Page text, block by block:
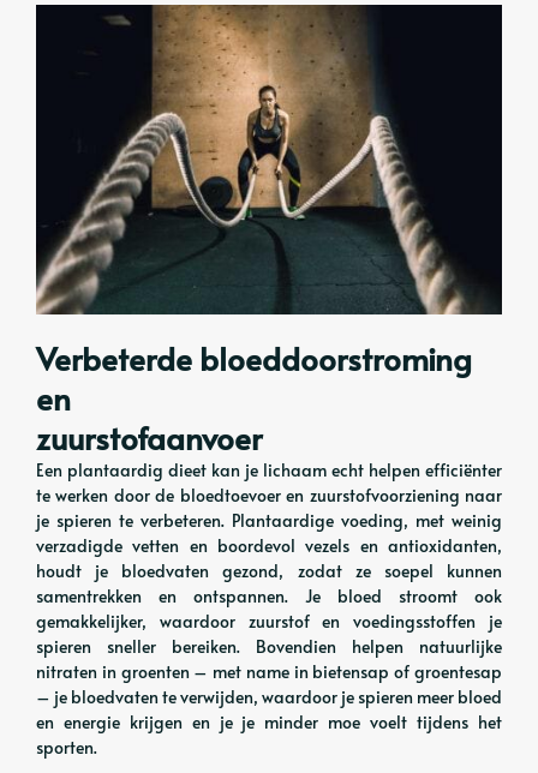
Verbeterde bloeddoorstroming
en
zuurstofaanvoer
Een plantaardig dieet kan je lichaam echt helpen efficiënter
te werken door de bloedtoevoer en zuurstofvoorziening naar
je spieren te verbeteren. Plantaardige voeding, met weinig
verzadigde vetten en boordevol vezels en antioxidanten,
houdt je bloedvaten gezond, zodat ze soepel kunnen
samentrekken en ontspannen. Je bloed stroomt ook
gemakkelijker, waardoor zuurstof en voedingsstoffen je
spieren sneller bereiken. Bovendien helpen natuurlijke
nitraten in groenten – met name in bietensap of groentesap
– je bloedvaten te verwijden, waardoor je spieren meer bloed
en energie krijgen en je je minder moe voelt tijdens het
sporten.